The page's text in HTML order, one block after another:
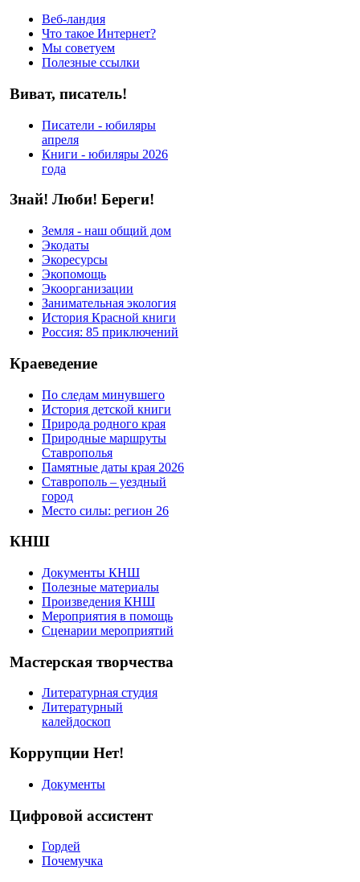
Веб-ландия
Что такое Интернет?
Мы советуем
Полезные ссылки
Виват, писатель!
Писатели - юбиляры
апреля
Книги - юбиляры 2026
года
Знай! Люби! Береги!
Земля - наш общий дом
Экодаты
Экоресурсы
Экопомощь
Экоорганизации
Занимательная экология
История Красной книги
Россия: 85 приключений
Краеведение
По следам минувшего
История детской книги
Природа родного края
Природные маршруты
Ставрополья
Памятные даты края 2026
Ставрополь – уездный
город
Место силы: регион 26
КНШ
Документы КНШ
Полезные материалы
Произведения КНШ
Мероприятия в помощь
Сценарии мероприятий
Мастерская творчества
Литературная студия
Литературный
калейдоскоп
Коррупции Нет!
Документы
Цифровой ассистент
Гордей
Почемучка